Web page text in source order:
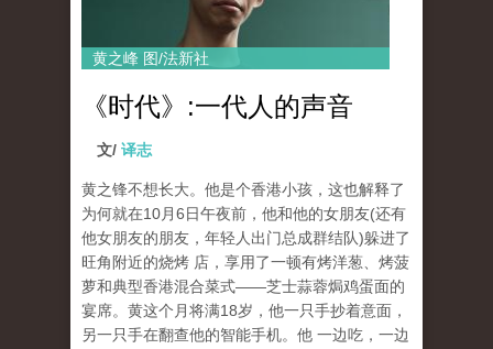
黄之峰 图/法新社
《时代》:一代人的声音
文/ 译志
黄之锋不想长大。他是个香港小孩，这也解释了
为何就在10月6日午夜前，他和他的女朋友(还有
他女朋友的朋友，年轻人出门总成群结队)躲进了
旺角附近的烧烤 店，享用了一顿有烤洋葱、烤菠
萝和典型香港混合菜式——芝士蒜蓉焗鸡蛋面的
宴席。黄这个月将满18岁，他一只手抄着意面，
另一只手在翻查他的智能手机。他 一边吃，一边